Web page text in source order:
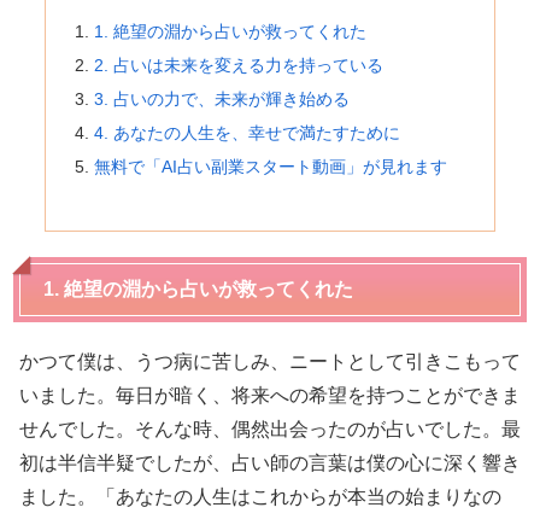
1. 絶望の淵から占いが救ってくれた
2. 占いは未来を変える力を持っている
3. 占いの力で、未来が輝き始める
4. あなたの人生を、幸せで満たすために
無料で「AI占い副業スタート動画」が見れます
1. 絶望の淵から占いが救ってくれた
かつて僕は、うつ病に苦しみ、ニートとして引きこもって
いました。毎日が暗く、将来への希望を持つことができま
せんでした。そんな時、偶然出会ったのが占いでした。最
初は半信半疑でしたが、占い師の言葉は僕の心に深く響き
ました。「あなたの人生はこれからが本当の始まりなの